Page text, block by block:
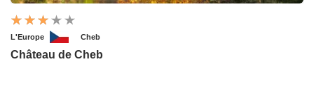
L'Europe Cheb
Château de Cheb